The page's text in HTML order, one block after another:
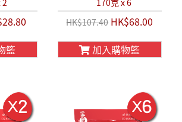
2
籃
170克 x 6
HK$107.40HK$68.00
加入購物籃